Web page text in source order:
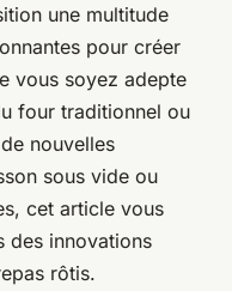
une multitude
pour créer
vous soyez adepte
four traditionnel ou
nouvelles
sous vide ou
cet article vous
des innovations
rôtis.